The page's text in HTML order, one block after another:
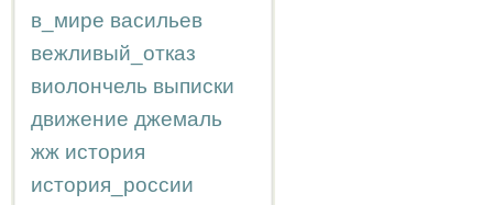
в_мире васильев
вежливый_отказ
виолончель выписки
движение джемаль
жж история
история_россии